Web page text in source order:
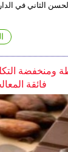
الثاني في
ومنخفضة
فائقة